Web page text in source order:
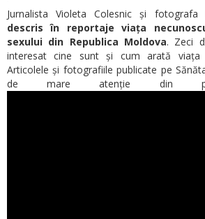
Jurnalista Violeta Colesnic și fotografa
descris în reportaje viața
sexului din Republica Moldova. Zeci
interesat cine sunt și cum arată viața
Articolele și fotografiile publicate pe
de mare atenție din